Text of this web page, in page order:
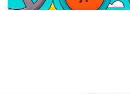
Apple MBA 13.6: